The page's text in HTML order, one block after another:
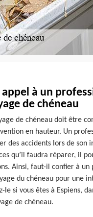
appel à un
de chéneau
de chéneau doit être
en hauteur. Un
des accidents lors de son
qu’il faudra réparer, il
Ainsi, faut-il confier à
du chéneau pour une
le si vous êtes à Espiens,
de chéneau.